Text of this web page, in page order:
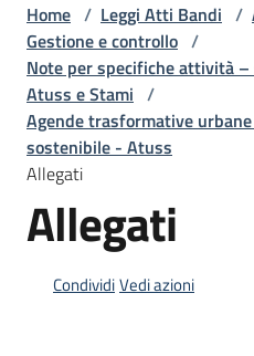
Argomenti
Novità
Servizi
Home / Leggi Atti Bandi /
Gestione e controllo /
Note per specifiche attività
Atuss e Stami /
Agende trasformative
sostenibile - Atuss
Allegati
Allegati
CondividiVedi azioni